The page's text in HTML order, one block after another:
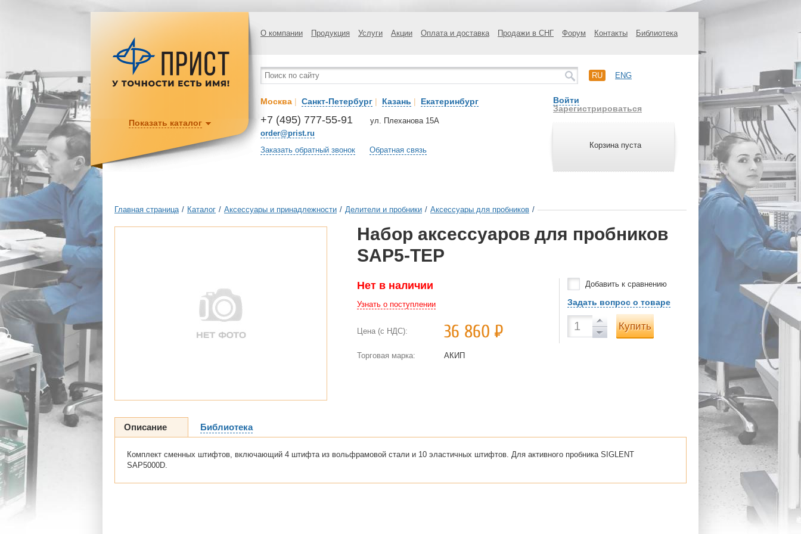
О компании Продукция Услуги Акции Оплата и доставка Продажи в СНГ Форум Контакты Библиотека
RU ENG
Москва | Санкт-Петербург | Казань | Екатеринбург
+7 (495) 777-55-91
order@prist.ru
ул. Плеханова 15А
Заказать обратный звонок Обратная связь
Войти
Зарегистрироваться
Корзина пуста
Показать каталог
Главная страница / Каталог / Аксессуары и принадлежности / Делители и пробники / Аксессуары для пробников /
Набор аксессуаров для пробников
SAP5-TEP
Нет в наличии
Узнать о поступлении
Цена (с НДС): 36 860 Р
Торговая марка: АКИП
Добавить к сравнению
Задать вопрос о товаре
Купить
Описание Библиотека
Комплект сменных штифтов, включающий 4 штифта из вольфрамовой стали и 10 эластичных штифтов. Для активного пробника SIGLENT
SAP5000D.